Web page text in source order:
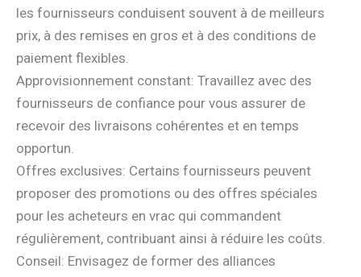
les fournisseurs conduisent souvent à de meilleurs
prix, à des remises en gros et à des conditions de
paiement flexibles.
Approvisionnement constant: Travaillez avec des
fournisseurs de confiance pour vous assurer de
recevoir des livraisons cohérentes et en temps
opportun.
Offres exclusives: Certains fournisseurs peuvent
proposer des promotions ou des offres spéciales
pour les acheteurs en vrac qui commandent
régulièrement, contribuant ainsi à réduire les coûts.
Conseil: Envisagez de former des alliances